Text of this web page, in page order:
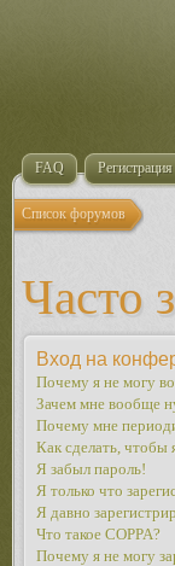
FAQ Регистрация
Список форумов
Часто
Вход на
Почему я не могу
Зачем мне вообще
Почему мне
Как сделать, чтобы
Я забыл пароль!
Я только что
Я давно
Что такое COPPA?
Почему я не могу